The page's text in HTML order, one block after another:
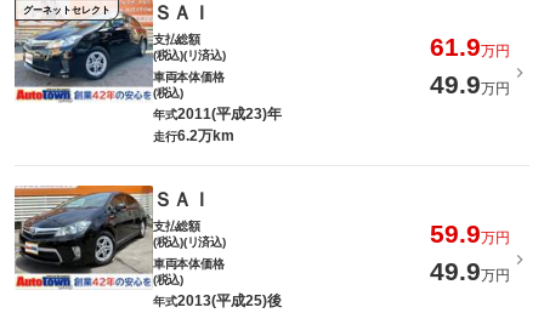
グーネットセレクト ＳＡＩ
支払総額
(税込)(リ済込)
61.9万円
車両本体価格
(税込)
49.9万円
年式2011(平成23)年
走行6.2万km
ＳＡＩ
支払総額
(税込)(リ済込)
59.9万円
車両本体価格
(税込)
49.9万円
年式2013(平成25)後